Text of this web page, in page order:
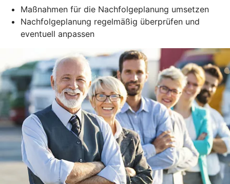
Maßnahmen für die Nachfolgeplanung umsetzen
Nachfolgeplanung regelmäßig überprüfen und
eventuell anpassen